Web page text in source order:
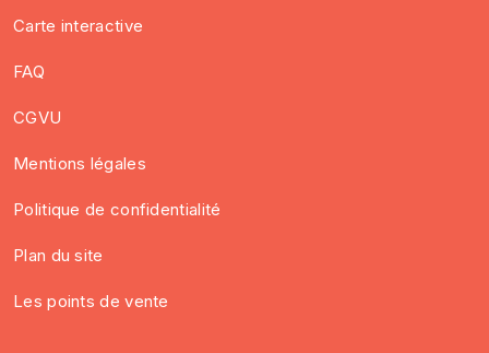
Carte interactive
FAQ
CGVU
Mentions légales
Politique de confidentialité
Plan du site
Les points de vente